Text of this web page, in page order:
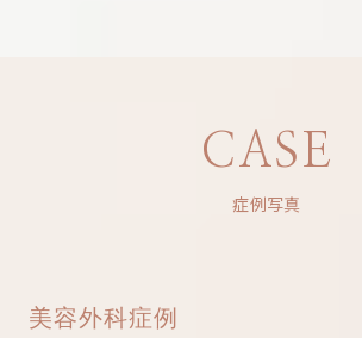
CASE
症例写真
美容外科症例